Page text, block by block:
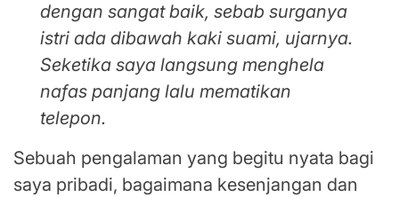
dengan sangat baik, sebab surganya
istri ada dibawah kaki suami, ujarnya.
Seketika saya langsung menghela
nafas panjang lalu mematikan
telepon.
Sebuah pengalaman yang begitu nyata bagi
saya pribadi, bagaimana kesenjangan dan